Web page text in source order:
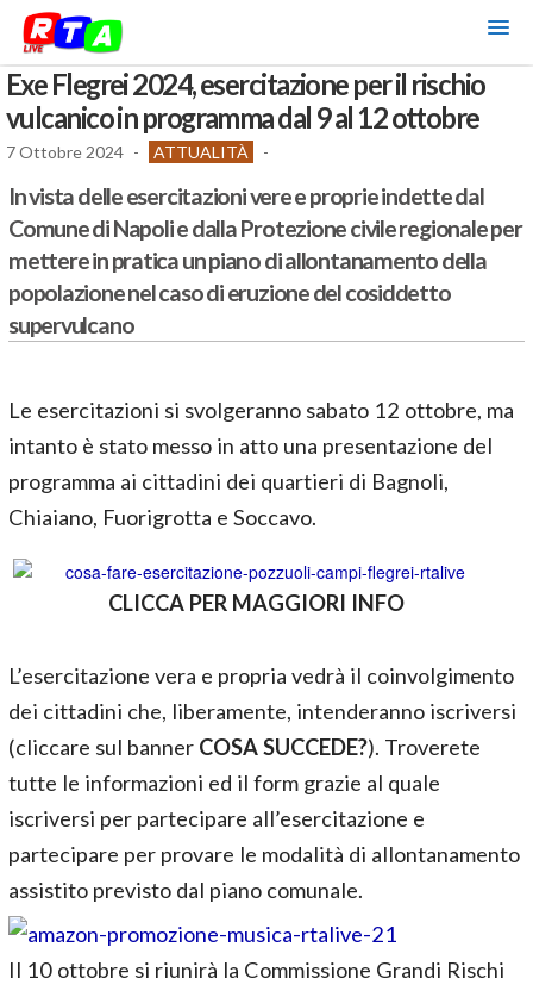
Exe Flegrei 2024, esercitazione per il rischio
vulcanico in programma dal 9 al 12 ottobre
7 Ottobre 2024 - ATTUALITÀ -
In vista delle esercitazioni vere e proprie indette dal
Comune di Napoli e dalla Protezione civile regionale per
mettere in pratica un piano di allontanamento della
popolazione nel caso di eruzione del cosiddetto
supervulcano
Le esercitazioni si svolgeranno sabato 12 ottobre, ma
intanto è stato messo in atto una presentazione del
programma ai cittadini dei quartieri di Bagnoli,
Chiaiano, Fuorigrotta e Soccavo.
CLICCA PER MAGGIORI INFO
L’esercitazione vera e propria vedrà il coinvolgimento
dei cittadini che, liberamente, intenderanno iscriversi
(cliccare sul banner COSA SUCCEDE?). Troverete
tutte le informazioni ed il form grazie al quale
iscriversi per partecipare all’esercitazione e
partecipare per provare le modalità di allontanamento
assistito previsto dal piano comunale.
Il 10 ottobre si riunirà la Commissione Grandi Rischi